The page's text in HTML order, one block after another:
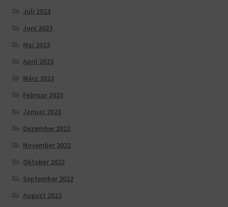
Juli 2023
Juni 2023
Mai 2023
April 2023
März 2023
Februar 2023
Januar 2023
Dezember 2022
November 2022
Oktober 2022
September 2022
August 2022